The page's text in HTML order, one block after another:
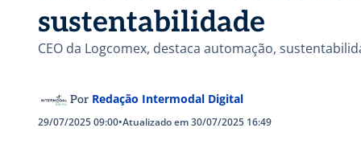
sustentabilidade
CEO da Logcomex, destaca automação,
Por Redação Intermodal Digital
29/07/2025 09:00•Atualizado em 30/07/2025 16:49